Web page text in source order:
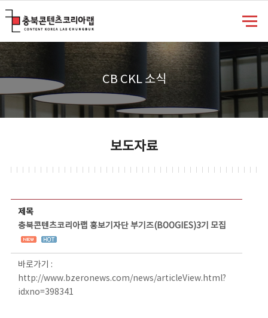
CB CKL 소식
보도자료
제목
충북콘텐츠코리아랩 홍보기자단 부기즈(BOOGIES)3기 모집
바로가기 :
http://www.bzeronews.com/news/articleView.html?
idxno=398341